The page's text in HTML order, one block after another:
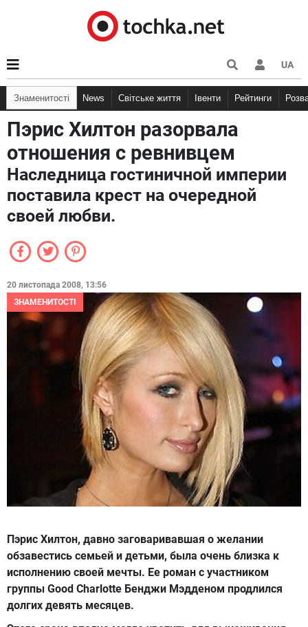
UA
Знаменитості News Світське життя Івенти Рейтинги
Пэрис Хилтон разорвала
отношения с ревнивцем
Наследница гостиничной империи
поставила крест на очередной
своей любви.
20 листопада 2008, 13:56
ЗНАМЕНИТОСТІ
Пэрис Хилтон, давно заговаривавшая о желании
обзавестись семьей и детьми, была очень близка к
исполнению своей мечты. Ее роман с участником
группы Good Charlotte Бенджи Мэдденом продлился
долгих девять месяцев.